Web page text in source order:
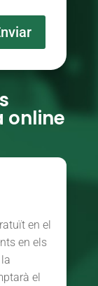
online
en el
en els
el